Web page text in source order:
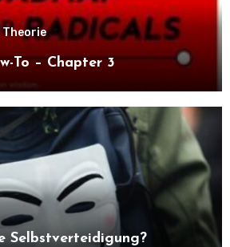
Theorie
To – Chapter 3
Selbstverteidigung?